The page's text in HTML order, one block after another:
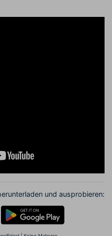
und ausprobieren: